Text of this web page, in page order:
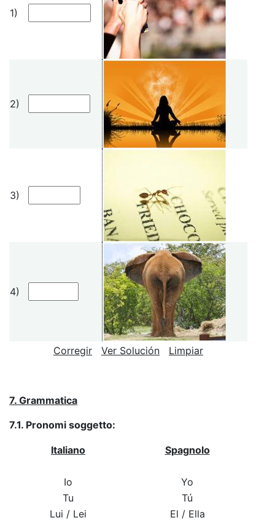
1)
2)
3)
4)
Corregir Ver Solución Limpiar
7. Grammatica
7.1. Pronomi soggetto:
Italiano Spagnolo
Io
Yo
Tu
Tú
Lui / Lei
El / Ella